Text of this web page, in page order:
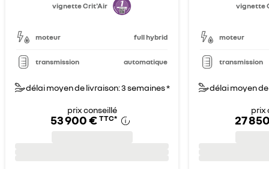
vignette Crit'Air
moteur full hybrid
transmission automatique
délai moyen de livraison: 3 semaines *
prix conseillé
53 900 € TTC*
vignette
moteur
transmission
délai moyen
prix
27